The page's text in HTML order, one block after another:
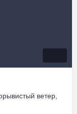
ветер,